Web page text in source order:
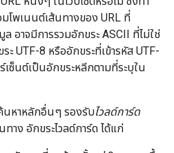
โพเนนต์เส้นทางของ URL ที่
อาจมีการรวมอักขระ ASCII ที่ไม่ใช่
UTF-8 หรืออักขระที่เข้ารหัส UTF-
นต์เป็นอักขระหลีกตามที่ระบุใน
นหาหลักอื่นๆ รองรับไวลด์การ์ด
าง อักขระไวลด์การ์ด ได้แก่